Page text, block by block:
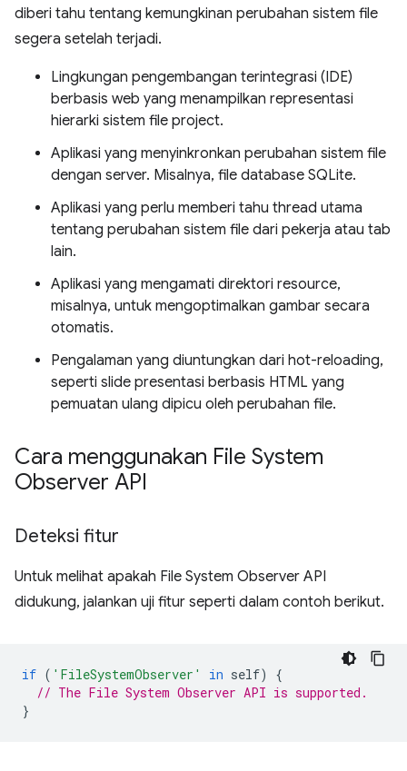
diberi tahu tentang kemungkinan perubahan sistem file
segera setelah terjadi.
Lingkungan pengembangan terintegrasi (IDE)
berbasis web yang menampilkan representasi
hierarki sistem file project.
Aplikasi yang menyinkronkan perubahan sistem file
dengan server. Misalnya, file database SQLite.
Aplikasi yang perlu memberi tahu thread utama
tentang perubahan sistem file dari pekerja atau tab
lain.
Aplikasi yang mengamati direktori resource,
misalnya, untuk mengoptimalkan gambar secara
otomatis.
Pengalaman yang diuntungkan dari hot-reloading,
seperti slide presentasi berbasis HTML yang
pemuatan ulang dipicu oleh perubahan file.
Cara menggunakan File System
Observer API
Deteksi fitur
Untuk melihat apakah File System Observer API
didukung, jalankan uji fitur seperti dalam contoh berikut.
if ( 'FileSystemObserver' in self)
{
// The File System Observer API is supported.
}